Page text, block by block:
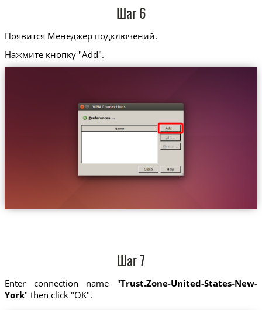
Шаг 6
Появится Менеджер подключений.
Нажмите кнопку "Add".
Шаг 7
Enter connection name "Trust.Zone-United-States-New-
York" then click "OK".